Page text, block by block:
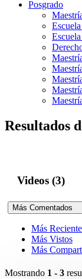
Posgrado
Resultados
Videos (3)
Más Comentados
Más
Más Vistos
Más
Mostrando 1 - 3